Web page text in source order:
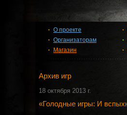
О проекте
Организаторам
Магазин
Архив игр
18 октября 2013 г.
«Голодные игры: И